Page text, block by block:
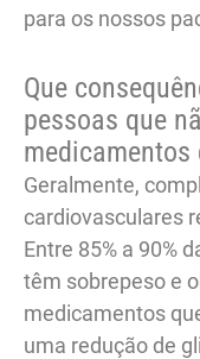
para os nossos
Que
pessoas que
medicamentos
Geralmente,
cardiovasculares
Entre 85% a 90%
têm sobrepeso e
medicamentos
uma redução de